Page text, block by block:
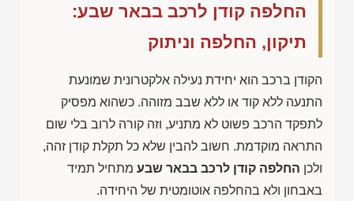
החלפה קודן לרכב בבאר שבע:
תיקון, החלפה וניתוק
הקודן ברכב הוא יחידת נעילה אלקטרונית שמונעת
התנעה ללא קוד או ללא שבב מזוהה. כשהוא מפסיק
לתפקד הרכב פשוט לא מתניע, וזה קורה לרוב בלי שום
התראה מוקדמת. חשוב להבין שלא כל תקלת קודן זהה,
ולכן החלפה קודן לרכב בבאר שבע מתחיל תמיד
באבחון ולא בהחלפה אוטומטית של היחידה.